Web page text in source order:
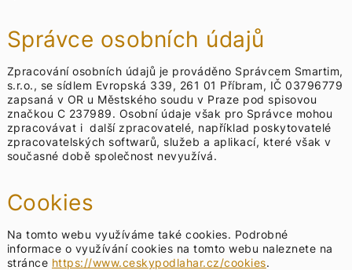
Správce osobních údajů
Zpracování osobních údajů je prováděno Správcem Smartim,
s.r.o., se sídlem Evropská 339, 261 01 Příbram, IČ 03796779
zapsaná v OR u Městského soudu v Praze pod spisovou
značkou C 237989. Osobní údaje však pro Správce mohou
zpracovávat i další zpracovatelé, například poskytovatelé
zpracovatelských softwarů, služeb a aplikací, které však v
současné době společnost nevyužívá.
Cookies
Na tomto webu využíváme také cookies. Podrobné
informace o využívání cookies na tomto webu naleznete na
stránce https://www.ceskypodlahar.cz/cookies.